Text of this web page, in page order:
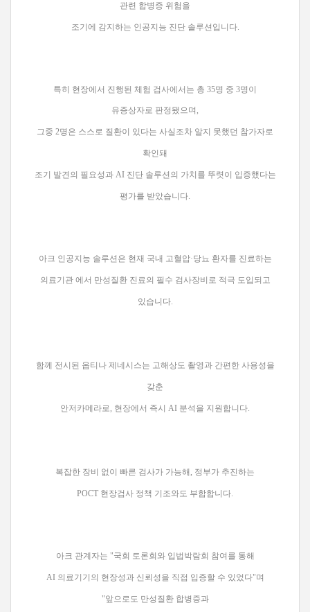
관련 합병증 위험을
조기에 감지하는 인공지능 진단 솔루션입니다.
특히 현장에서 진행된 체험 검사에서는 총 35명 중 3명이
유증상자로 판정됐으며,
그중 2명은 스스로 질환이 있다는 사실조차 알지 못했던 참가자로
확인돼
조기 발견의 필요성과 AI 진단 솔루션의 가치를 뚜렷이 입증했다는
평가를 받았습니다.
아크 인공지능 솔루션은 현재 국내 고혈압·당뇨 환자를 진료하는
의료기관 에서 만성질환 진료의 필수 검사장비로 적극 도입되고
있습니다.
함께 전시된 옵티나 제네시스는 고해상도 촬영과 간편한 사용성을
갖춘
안저카메라로, 현장에서 즉시 AI 분석을 지원합니다.
복잡한 장비 없이 빠른 검사가 가능해, 정부가 추진하는
POCT 현장검사 정책 기조와도 부합합니다.
아크 관계자는 "국회 토론회와 입법박람회 참여를 통해
AI 의료기기의 현장성과 신뢰성을 직접 입증할 수 있었다"며
"앞으로도 만성질환 합병증과